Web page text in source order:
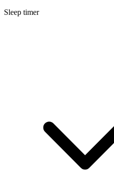
Sleep timer